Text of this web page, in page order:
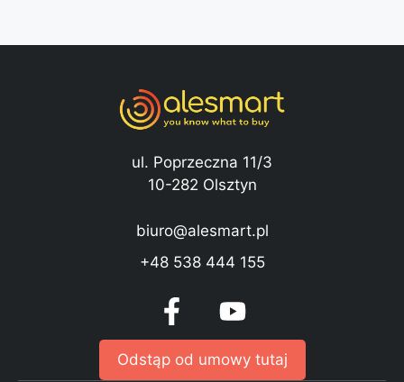
ul. Poprzeczna 11/3
10-282 Olsztyn
biuro@alesmart.pl
+48 538 444 155
Odstąp od umowy tutaj